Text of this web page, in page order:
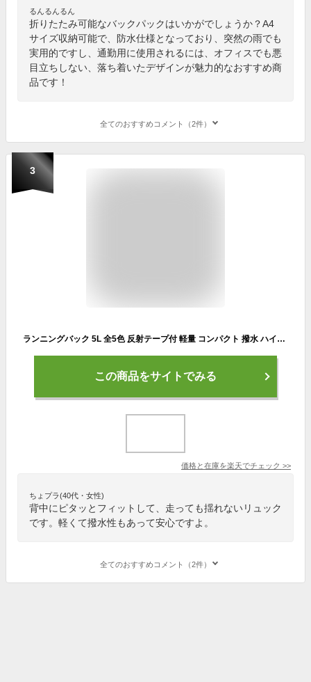
るんるんるん
折りたたみ可能なバックパックはいかがでしょうか？A4
サイズ収納可能で、防水仕様となっており、突然の雨でも
実用的ですし、通勤用に使用されるには、オフィスでも悪
目立ちしない、落ち着いたデザインが魅力的なおすすめ商
品です！
全てのおすすめコメント（2件）
3
ランニングバック 5L 全5色 反射テープ付 軽量 コンパクト 撥水 ハイドレーション トレラン サイクリングリュック ランニング ランニングリュック 自転車 通勤 散歩 スポーツ ジョギング Mt.happy/マウントハッピー
この商品をサイトでみる
価格と在庫を楽天でチェック >>
ちょプラ(40代・女性)
背中にピタッとフィットして、走っても揺れないリュック
です。軽くて撥水性もあって安心ですよ。
全てのおすすめコメント（2件）